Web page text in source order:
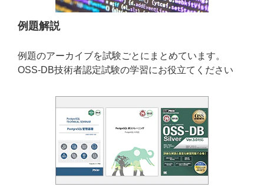
例題解説
例題のアーカイブを試験ごとにまとめています。
OSS-DB技術者認定試験の学習にお役立てください